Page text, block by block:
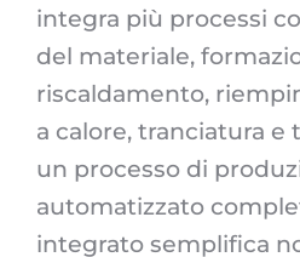
integra più processi
del materiale,
riscaldamento,
a calore, tranciatura e
un processo di
automatizzato
integrato semplifica